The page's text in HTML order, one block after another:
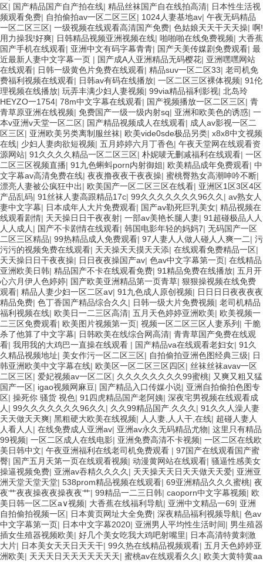
区| 国产精品国产自产拍在线| 精品丝袜国产自在线拍高清| 日本性生活视
频观看免费| 自拍偷拍av一区二区三区| 1024人妻基地av| 午夜无码精品
一区二区三区| 一级视频在线观看高清国产免费| 色姑娘天天干天天操| 啊!
用力操我!好爽| 日韩精品视频亚洲视频在线| 啪啪啪在线免费视频| 大香蕉
国产手机在线观看| 亚洲中文有码字幕青青| 国产天美传媒剧免费观看| 最
近最新人妻中文字幕一页 | 国产成A人亚洲精品无码樱花| 亚洲嘿嘿网站
在线观看| 日韩一级黄色片免费在线观看| 精品suv一区二区33| 老司机免
费福利视频在线观看| 日韩av有码在线播放| 一区二区三区裸体视频| 91伦
理视频在线播放| 玩弄丰满少妇人妻视频| 99via精品福利影视| 北岛玲
HEYZO一1754| 78m中文字幕在线观看| 国产视频播放一区二区三区| 青
青草原亚洲在线视频| 免费国产一级一级内射sq| 亚洲和欧美色的诱惑| 一
本v亚洲v天堂一区二区| 国产精品视频成人在线观看| 成人av影视一区二
区三区| 亚洲欧美另类离制服丝袜| 欧美vide0sde极品另类| x8x8中文视频
在线| 少妇人妻肉欲短视频| 五月婷婷六月丁香色| 午夜天堂网在线观看资
源网站| 91久久久久精品一区二区三区| 朴妮唛无删减福利在线观看| 一区
二区三区视频直播| 91九色蝌蚪porn内射御姐| 欧美精品成年免费观看| 中
文字幕av高清免费在线| 夜夜撸夜夜干夜夜操| 蜜桃臀熟女高潮呻吟不断|
漂亮人妻被公疯狂中出| 欧美国产一区二区三区在线看| 亚洲区1区3区4区
产品乱码| 91丝袜人妻高跟精品17c| 99久久久久久久久96久久 | av熟女人
妻中文字幕| 日本成年人大片免费观看| 国产av勒死巨乳美女| 精品视频在
线观看剧情| 天天操日日干夜夜射| 一部av美艳长腿人妻| 91超碰极品人人
人人成人 | 国产不卡剧情在线观看| 韩国电影年轻的妈妈7| 无码国产一区
二区三区精品| 99热精品成人免费观看| 97人妻人人做人碰人人爽一二| 污
污污的视频免费在线观看| 天天操天天摸天天添| 在线观看免费精品一区|
天天操日日干夜夜操| 日日夜夜操国产av| 色av中文字幕第一页| 在线精品
亚洲欧美日韩| 精品国产不卡在线观看免费| 91精品免费在线播放| 五月开
心六月伊人色婷婷| 国产欧美亚洲精品第一页青草| 狠狠操视频在线免费
观看| 精品人妻少妇一区二区aⅴ| 91九色成人原创视频| 日日日日夜夜夜夜
精品免费| 色丁香国产精品综合久久 | 日韩一级大片免费视频| 老司机精品
福利视频在线| 欧美日一二三区高清| 五月天色婷婷亚洲欧美| 欧美视频一
二三区免费观看| 欧美图片视频第一页| 视频一区二区三区人妻系列 | 干脆
杀了他算了中文字幕| 日韩欧美在线综合网高清| 青青草国产免费在线观
看| 我用我的大鸡巴一直操在线观看 | 国产精品va在线观看老妇女| 91久
久精品视频地址| 美女作污一区二区三区| 自拍偷拍亚洲色图经典三级| 日
韩亚洲欧美中文字幕在线| 欧美区一区二区三区四区| 丝袜丝袜avav一区
二区三区| 爱妃视频av一区二区| 久久久久久久久久99蜜桃| 又爽又粗又猛
国产一区| igao视频网麻豆| 国产精品入口传媒小说| 亚洲自拍偷拍色图专
区| 操死你 骚货 视色| 91四虎精品国产老阿姨| 深夜宅男视频在线观看成
人 | 99久久久久久久久96久久 | 久久99精品国产.久久久 | 91久久人澡人妻
天天做天天爽| 黑粗硬大欧美在线视频| 人人妻,人人干,在线| 超碰人妻人
人看人人 | 在线免费成人亚洲av| 亚洲av永久无码精品尤物| 这里只有精品
99视频| 一区二区成人在线电影| 亚洲免费高清不卡视频| 一区二区在线欧
美日韩中文| 午夜亚洲福利在线老司机免费观看 | 97国产在线观看国产蜜
臀| 国产五月天第一页在线观看视频| 动漫黄网站在线观看| 骚逼性感美女
操逼视频免费| 亚洲av吞精久久久久 | 天天操天天日天天做天天爱| 亚洲亚
洲天堂天堂天堂| 538prom精品视频在线观看| 69亚洲精品久久久蜜桃| 夜
夜艹夜夜操夜夜操夜夜艹| 99精品一二三日韩| caoporn中文字幕视频| 欧
美日韩一区二区a∨视频| 大香蕉在线福利导航| 亚洲中文精品一69| 亚洲
自拍偷拍视频一区| 日本黄页网址大全免费| 深夜精品福利视频导航| 色av
中文字幕第一页| 日本中文字幕2020| 亚洲男人平均性生活时间| 男生殖器
插女生殖器视频欧美| 好几个美女吃我大鸡吧射嘴里| 日本高清特黄刺激
大片| 日本美女天天日天天干| 99久热在线精品视频观看| 五月天色婷婷亚
洲欧美| 天天天日天天天天天天天| 蜜桃av在线观看久久 | 欧美大黄特黄aa